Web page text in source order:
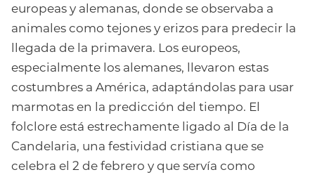
europeas y alemanas, donde se observaba a
animales como tejones y erizos para predecir la
llegada de la primavera. Los europeos,
especialmente los alemanes, llevaron estas
costumbres a América, adaptándolas para usar
marmotas en la predicción del tiempo. El
folclore está estrechamente ligado al Día de la
Candelaria, una festividad cristiana que se
celebra el 2 de febrero y que servía como